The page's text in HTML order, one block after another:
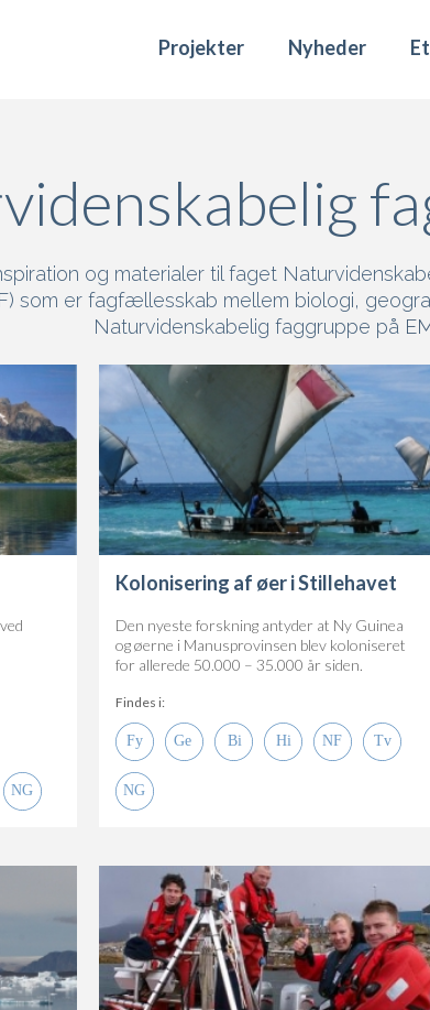
Projekter Nyheder
og materialer til faget
som er fagfællesskab mellem biologi,
Naturvidenskabelig faggruppe på
Kolonisering af øer i Stillehavet
Den nyeste forskning antyder at Ny Guinea
og øerne i Manusprovinsen blev koloniseret
for allerede 50.000 – 35.000 år siden.
Findes i: